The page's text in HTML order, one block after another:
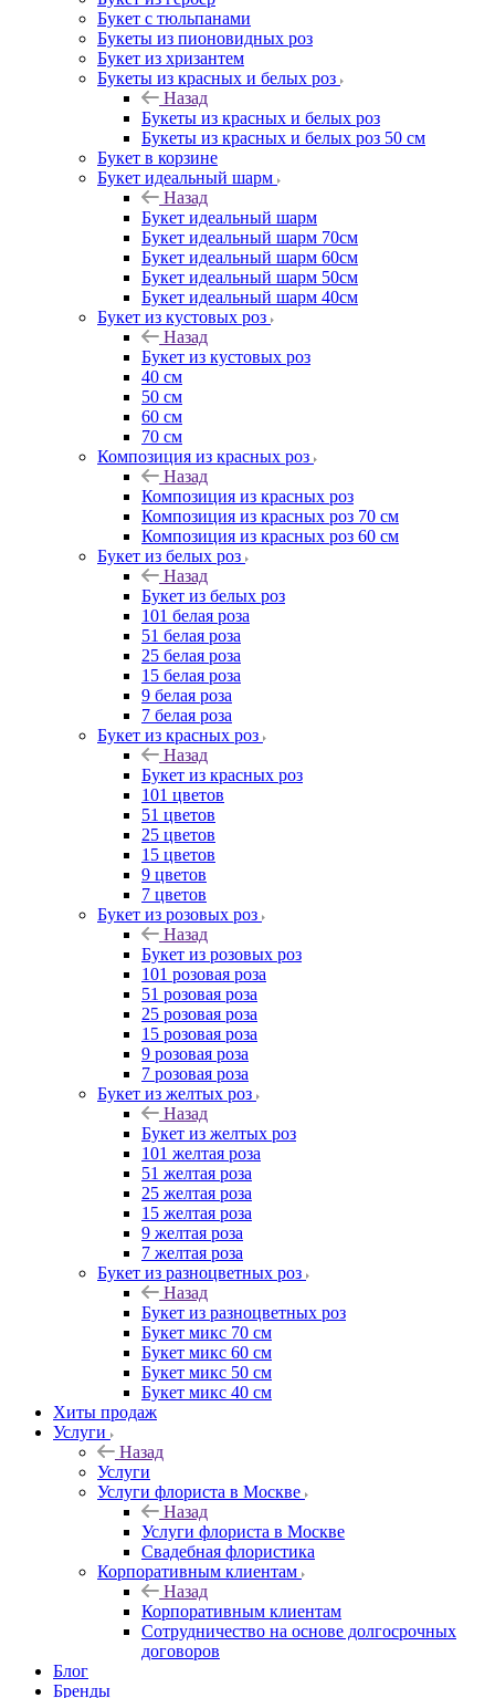
Букет с тюльпанами
Букеты из пионовидных роз
Букет из хризантем
Букеты из красных и белых роз
Назад
Букеты из красных и белых роз
Букеты из красных и белых роз 50 см
Букет в корзине
Букет идеальный шарм
Назад
Букет идеальный шарм
Букет идеальный шарм 70см
Букет идеальный шарм 60см
Букет идеальный шарм 50см
Букет идеальный шарм 40см
Букет из кустовых роз
Назад
Букет из кустовых роз
40 см
50 см
60 см
70 см
Композиция из красных роз
Назад
Композиция из красных роз
Композиция из красных роз 70 см
Композиция из красных роз 60 см
Букет из белых роз
Назад
Букет из белых роз
101 белая роза
51 белая роза
25 белая роза
15 белая роза
9 белая роза
7 белая роза
Букет из красных роз
Назад
Букет из красных роз
101 цветов
51 цветов
25 цветов
15 цветов
9 цветов
7 цветов
Букет из розовых роз
Назад
Букет из розовых роз
101 розовая роза
51 розовая роза
25 розовая роза
15 розовая роза
9 розовая роза
7 розовая роза
Букет из желтых роз
Назад
Букет из желтых роз
101 желтая роза
51 желтая роза
25 желтая роза
15 желтая роза
9 желтая роза
7 желтая роза
Букет из разноцветных роз
Назад
Букет из разноцветных роз
Букет микс 70 см
Букет микс 60 см
Букет микс 50 см
Букет микс 40 см
Хиты продаж
Услуги
Назад
Услуги
Услуги флориста в Москве
Назад
Услуги флориста в Москве
Свадебная флористика
Корпоративным клиентам
Назад
Корпоративным клиентам
Сотрудничество на основе долгосрочных
договоров
Блог
Бренды